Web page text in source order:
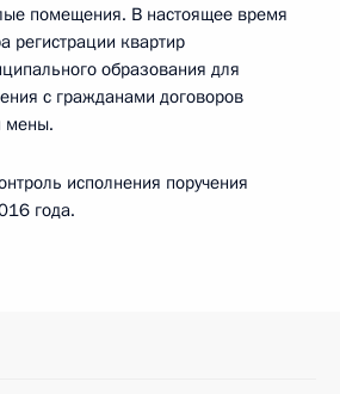
помещения. В настоящее время
регистрации квартир
образования для
с гражданами договоров
мены.
исполнения поручения
года.